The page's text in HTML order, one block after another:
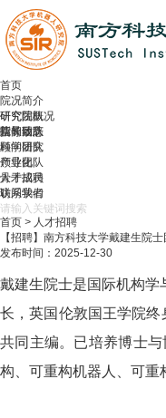
首页
院况简介
研究院概况
院长致辞
研究团队
指导团队
顾问团队
领导团队
骨干成员
访问学者
新闻动态
科学研究
产业化
人才招聘
联系我们
首页 > 人才招聘
【招聘】南方科技大学戴建生院
发布时间：2025-12-30
戴建生院士是国际机构学
长，英国伦敦国王学院终
共同主编。已培养博士
构、可重构机器人、可重